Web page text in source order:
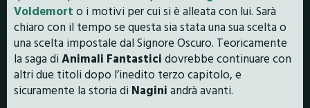
Voldemort o i motivi per cui si è alleata con lui. Sarà
chiaro con il tempo se questa sia stata una sua scelta o
una scelta impostale dal Signore Oscuro. Teoricamente
la saga di Animali Fantastici dovrebbe continuare con
altri due titoli dopo l’inedito terzo capitolo, e
sicuramente la storia di Nagini andrà avanti.